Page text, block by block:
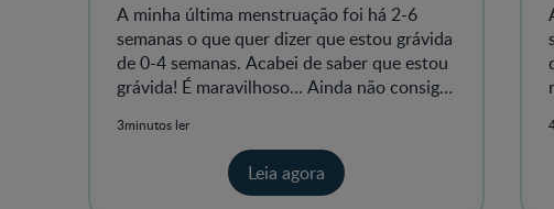
A minha última menstruação foi há 2-6
semanas o que quer dizer que estou grávida
de 0-4 semanas. Acabei de saber que estou
grávida! É maravilhoso... Ainda não consigo
3minutos ler
Leia agora